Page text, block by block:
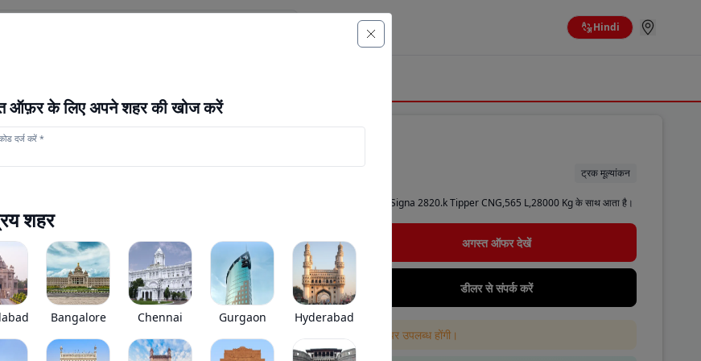
Hindi
ट्रक मूल्यांकन
टाटा Signa 2820.k Tipper भारत बाजार में रुपये की एक्स-शोरूम कीमत पर उपलब्ध है। टाटा Signa 2820.k Tipper CNG,565 L,28000 Kg के साथ आता है।
कीमत जल्द ही आ रही है* View Price Breakup
EMI starts @
***** /month*
Ex-showroom price in
अगस्त ऑफर देखें
डीलर से संपर्क करें
•जीएसटी 2.0 के बाद कीमतों में संशोधन किया गया है। नई दरें जल्द ही वेबसाइट पर उपलब्ध होंगी।
ऑफ़र के लिए अपने शहर की खोज करें
दर्ज करें *
शहर
Bangalore Chennai Gurgaon Hyderabad